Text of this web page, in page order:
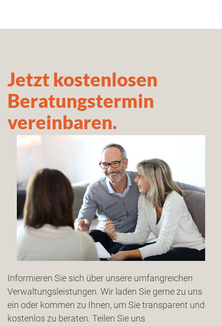
Jetzt kostenlosen
Beratungstermin
vereinbaren.
Informieren Sie sich über unsere umfangreichen
Verwaltungsleistungen. Wir laden Sie gerne zu uns
ein oder kommen zu Ihnen, um Sie transparent und
kostenlos zu beraten. Teilen Sie uns